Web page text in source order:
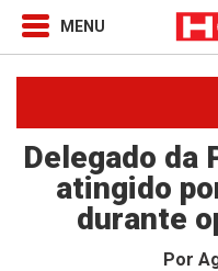
Delegado da
atingido
durante
Por